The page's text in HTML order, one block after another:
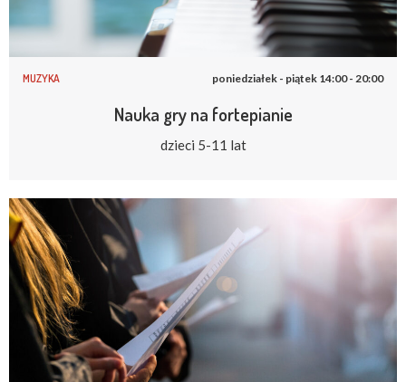
MUZYKA poniedziałek - piątek 14:00 - 20:00
Nauka gry na fortepianie
dzieci 5-11 lat